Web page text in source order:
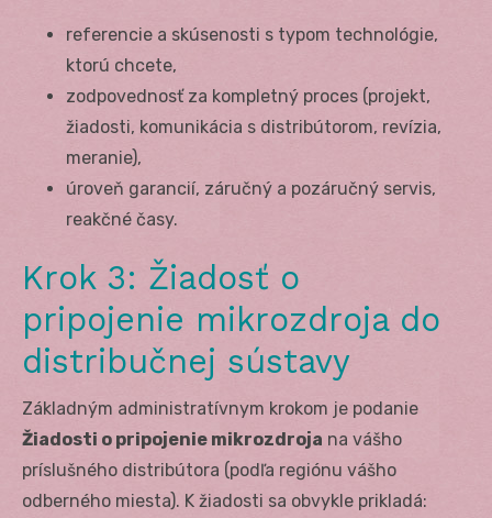
referencie a skúsenosti s typom technológie,
ktorú chcete,
zodpovednosť za kompletný proces (projekt,
žiadosti, komunikácia s distribútorom, revízia,
meranie),
úroveň garancií, záručný a pozáručný servis,
reakčné časy.
Krok 3: Žiadosť o
pripojenie mikrozdroja do
distribučnej sústavy
Základným administratívnym krokom je podanie
Žiadosti o pripojenie mikrozdroja na vášho
príslušného distribútora (podľa regiónu vášho
odberného miesta). K žiadosti sa obvykle prikladá: